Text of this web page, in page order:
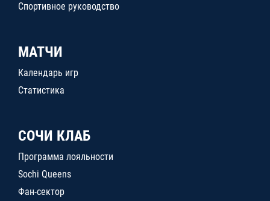
Спортивное руководство
МАТЧИ
Календарь игр
Статистика
СОЧИ КЛАБ
Программа лояльности
Sochi Queens
Фан-сектор